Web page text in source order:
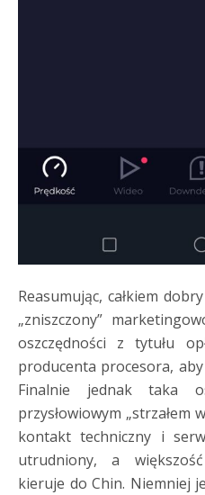
Reasumując, całkiem
„zniszczony”
oszczędności z tytułu
producenta procesora,
Finalnie jednak taka
przysłowiowym „strzałem
kontakt techniczny i
utrudniony, a
kieruje do Chin. Niemniej